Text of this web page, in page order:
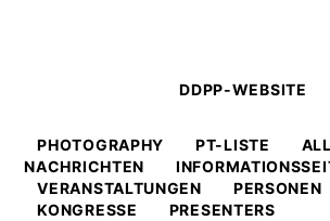
DDPP-WEBSITE
PHOTOGRAPHY PT-LISTE
NACHRICHTEN
VERANSTALTUNGEN
PERSONEN
KONGRESSE
PRESENTERS